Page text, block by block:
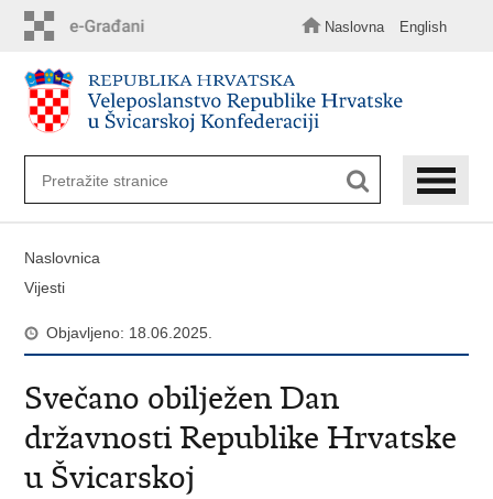
sadržaj
Naslovna English
Naslovnica
Vijesti
Objavljeno: 18.06.2025.
Svečano obilježen Dan
državnosti Republike Hrvatske
u Švicarskoj